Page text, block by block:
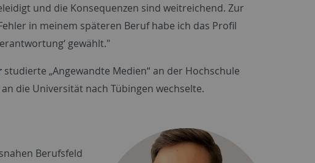
und die Konsequenzen sind weitreichend. Zur
in meinem späteren Beruf habe ich das Profil
gewählt."
studierte „Angewandte Medien“ an der Hochschule
die Universität nach Tübingen wechselte.
Berufsfeld